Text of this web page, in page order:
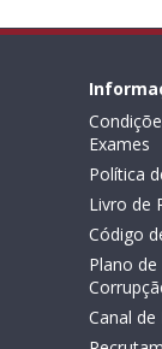
Exames
Política
Livro de
Código
Plano
Canal de